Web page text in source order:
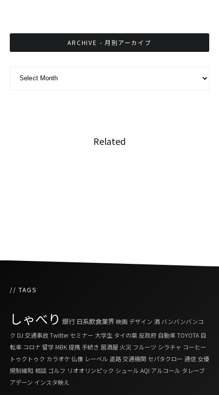
ARCHIVE - 月別アーカイブ
Related
// TAGS
しゃべり 銀行 日系飲食業界映画 デザイン 酒 バンバンバンコ
ク DJ 交通事故Twitter セミナー 大学生 タイの薬 反政府 自動車TOYOTA 自
転車 コロナ留学 MBK提携 手続き 居酒屋 火災 フルーツ シラチャ コーヒー
トゥクトゥク カラオケ 仏像 レーベル 道路交通機関 セパタクロー 通信 女優
規制緩和 相談 ゴルフ リオオリンピック シュール AQI アルコール タレーブ
アデーン インスタ映え